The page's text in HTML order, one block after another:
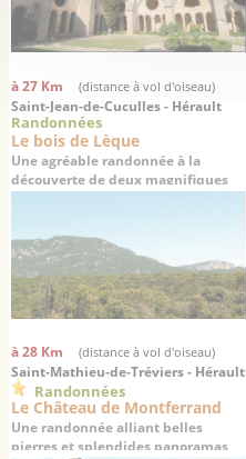
à 27 Km (distance à vol d'oiseau)
Saint-Jean-de-Cuculles - Hérault
Randonnées
Le bois de Lèque
Une agréable randonnée à la
découverte de deux magnifiques
à 28 Km (distance à vol d'oiseau)
Saint-Mathieu-de-Tréviers - Hérault
Randonnées
Le Château de Montferrand
Une randonnée alliant belles
pierres et splendides panoramas